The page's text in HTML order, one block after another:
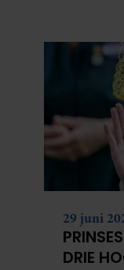
29 juni
DRIE